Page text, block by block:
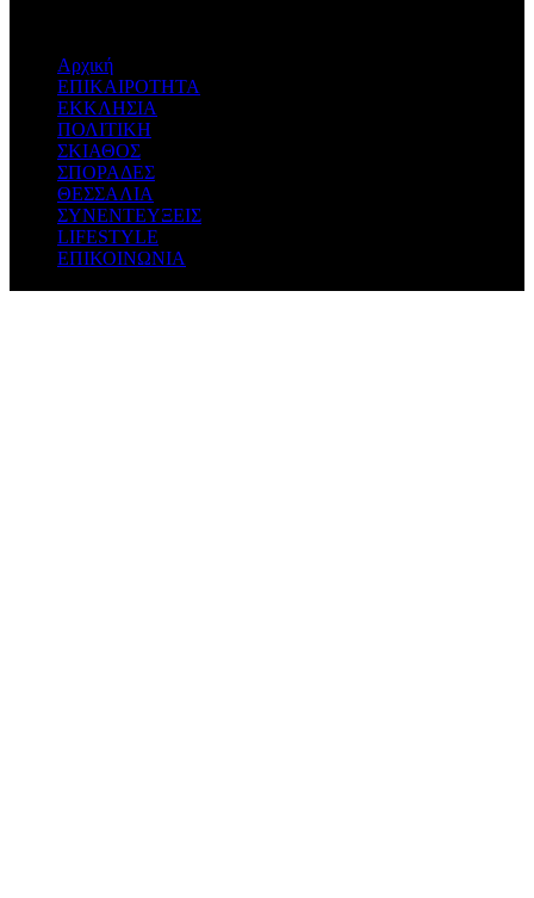
Αρχική
ΕΠΙΚΑΙΡΟΤΗΤΑ
ΕΚΚΛΗΣΙΑ
ΠΟΛΙΤΙΚΗ
ΣΚΙΑΘΟΣ
ΣΠΟΡΑΔΕΣ
ΘΕΣΣΑΛΙΑ
ΣΥΝΕΝΤΕΥΞΕΙΣ
LIFESTYLE
ΕΠΙΚΟΙΝΩΝΙΑ